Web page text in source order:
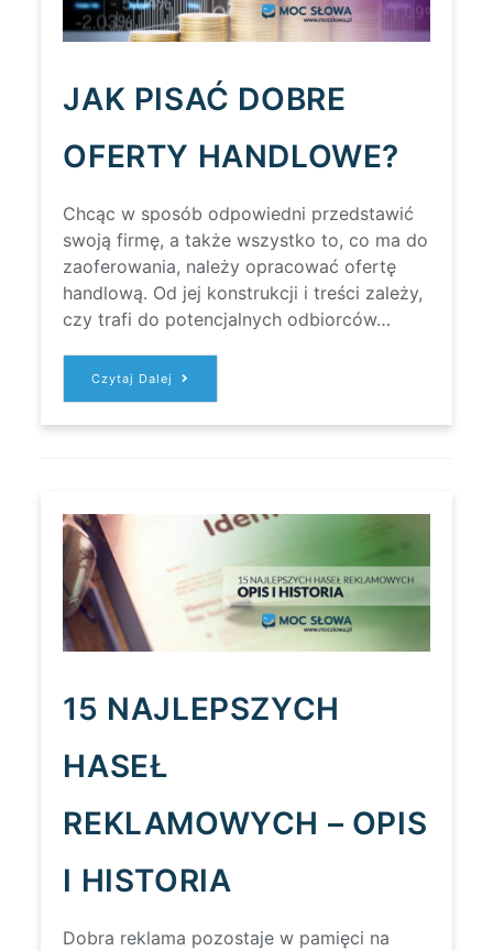
JAK PISAĆ DOBRE
OFERTY HANDLOWE?
Chcąc w sposób odpowiedni przedstawić
swoją firmę, a także wszystko to, co ma do
zaoferowania, należy opracować ofertę
handlową. Od jej konstrukcji i treści zależy,
czy trafi do potencjalnych odbiorców…
Czytaj Dalej
JAK
OFERTY
15 NAJLEPSZYCH
HASEŁ
REKLAMOWYCH – OPIS
I HISTORIA
Dobra reklama pozostaje w pamięci na